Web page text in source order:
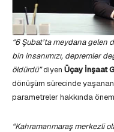
“6 Şubat’ta meydana gelen
bin insanımızı, depremler
öldürdü”diyen Üçay İnşaat
dönüşüm sürecinde
parametreler hakkında
“Kahramanmaraş merkezli